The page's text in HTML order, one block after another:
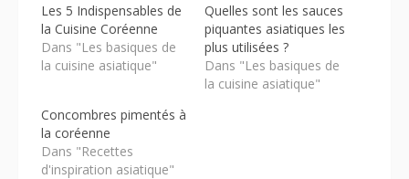
Les 5 Indispensables de
la Cuisine Coréenne
Dans "Les basiques de
la cuisine asiatique"
Quelles sont les sauces
piquantes asiatiques les
plus utilisées ?
Dans "Les basiques de
la cuisine asiatique"
Concombres pimentés à
la coréenne
Dans "Recettes
d'inspiration asiatique"